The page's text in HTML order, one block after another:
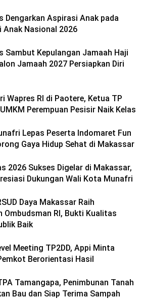
Dengarkan Aspirasi Anak pada
Anak Nasional 2026
Sambut Kepulangan Jamaah Haji
Jamaah 2027 Persiapkan Diri
Wapres RI di Paotere, Ketua TP
Perempuan Pesisir Naik Kelas
Lepas Peserta Indomaret Fun
Gaya Hidup Sehat di Makassar
2026 Sukses Digelar di Makassar,
Dukungan Wali Kota Munafri
Daya Makassar Raih
Ombudsman RI, Bukti Kualitas
Baik
Meeting TP2DD, Appi Minta
Berorientasi Hasil
Tamangapa, Penimbunan Tanah
Bau dan Siap Terima Sampah